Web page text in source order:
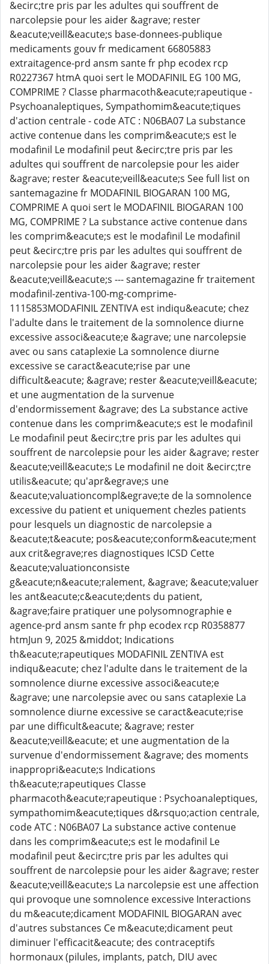
&ecirc;tre pris par les adultes qui souffrent de
narcolepsie pour les aider &agrave; rester
&eacute;veill&eacute;s base-donnees-publique
medicaments gouv fr medicament 66805883
extraitagence-prd ansm sante fr php ecodex rcp
R0227367 htmA quoi sert le MODAFINIL EG 100 MG,
COMPRIME ? Classe pharmacoth&eacute;rapeutique -
Psychoanaleptiques, Sympathomim&eacute;tiques
d'action centrale - code ATC : N06BA07 La substance
active contenue dans les comprim&eacute;s est le
modafinil Le modafinil peut &ecirc;tre pris par les
adultes qui souffrent de narcolepsie pour les aider
&agrave; rester &eacute;veill&eacute;s See full list on
santemagazine fr MODAFINIL BIOGARAN 100 MG,
COMPRIME A quoi sert le MODAFINIL BIOGARAN 100
MG, COMPRIME ? La substance active contenue dans
les comprim&eacute;s est le modafinil Le modafinil
peut &ecirc;tre pris par les adultes qui souffrent de
narcolepsie pour les aider &agrave; rester
&eacute;veill&eacute;s --- santemagazine fr traitement
modafinil-zentiva-100-mg-comprime-
1115853MODAFINIL ZENTIVA est indiqu&eacute; chez
l'adulte dans le traitement de la somnolence diurne
excessive associ&eacute;e &agrave; une narcolepsie
avec ou sans cataplexie La somnolence diurne
excessive se caract&eacute;rise par une
difficult&eacute; &agrave; rester &eacute;veill&eacute;
et une augmentation de la survenue
d'endormissement &agrave; des La substance active
contenue dans les comprim&eacute;s est le modafinil
Le modafinil peut &ecirc;tre pris par les adultes qui
souffrent de narcolepsie pour les aider &agrave; rester
&eacute;veill&eacute;s Le modafinil ne doit &ecirc;tre
utilis&eacute; qu'apr&egrave;s une
&eacute;valuationcompl&egrave;te de la somnolence
excessive du patient et uniquement chezles patients
pour lesquels un diagnostic de narcolepsie a
&eacute;t&eacute; pos&eacute;conform&eacute;ment
aux crit&egrave;res diagnostiques ICSD Cette
&eacute;valuationconsiste
g&eacute;n&eacute;ralement, &agrave; &eacute;valuer
les ant&eacute;c&eacute;dents du patient,
&agrave;faire pratiquer une polysomnographie e
agence-prd ansm sante fr php ecodex rcp R0358877
htmJun 9, 2025 &middot; Indications
th&eacute;rapeutiques MODAFINIL ZENTIVA est
indiqu&eacute; chez l'adulte dans le traitement de la
somnolence diurne excessive associ&eacute;e
&agrave; une narcolepsie avec ou sans cataplexie La
somnolence diurne excessive se caract&eacute;rise
par une difficult&eacute; &agrave; rester
&eacute;veill&eacute; et une augmentation de la
survenue d'endormissement &agrave; des moments
inappropri&eacute;s Indications
th&eacute;rapeutiques Classe
pharmacoth&eacute;rapeutique : Psychoanaleptiques,
sympathomim&eacute;tiques d&rsquo;action centrale,
code ATC : N06BA07 La substance active contenue
dans les comprim&eacute;s est le modafinil Le
modafinil peut &ecirc;tre pris par les adultes qui
souffrent de narcolepsie pour les aider &agrave; rester
&eacute;veill&eacute;s La narcolepsie est une affection
qui provoque une somnolence excessive Interactions
du m&eacute;dicament MODAFINIL BIOGARAN avec
d'autres substances Ce m&eacute;dicament peut
diminuer l'efficacit&eacute; des contraceptifs
hormonaux (pilules, implants, patch, DIU avec